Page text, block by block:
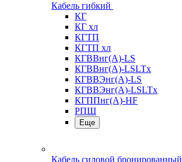
Кабель гибкий
КГ
КГ хл
КГТП
КГТП хл
КГВВнг(А)-LS
КГВВнг(А)-LSLTx
КГВВЭнг(А)-LS
КГВВЭнг(А)-LSLTx
КГППнг(А)-HF
РПШ
Еще
Кабель силовой бронированный